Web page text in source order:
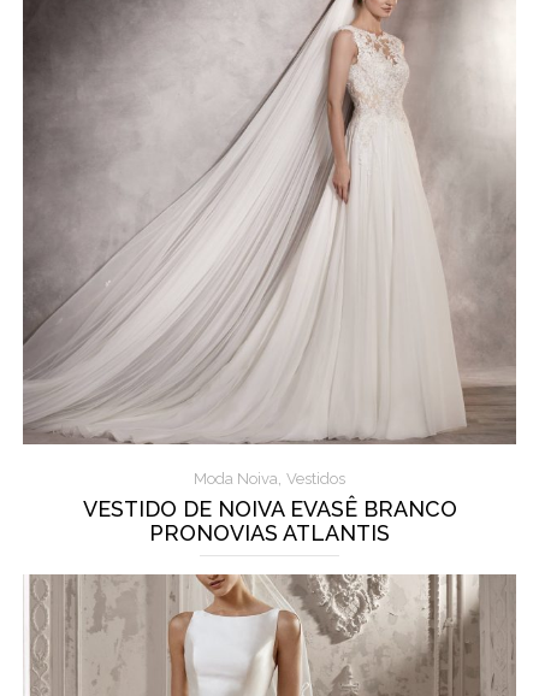
Moda Noiva, Vestidos
VESTIDO DE NOIVA EVASÊ BRANCO
PRONOVIAS ATLANTIS